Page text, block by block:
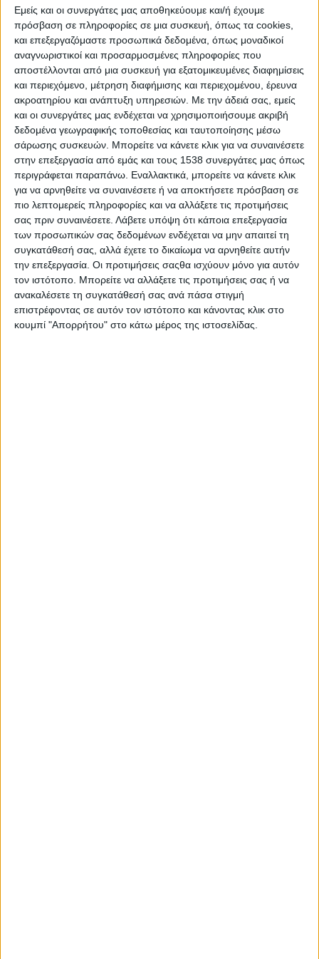
Εμείς και οι συνεργάτες μας αποθηκεύουμε και/ή έχουμε
πρόσβαση σε πληροφορίες σε μια συσκευή, όπως τα cookies,
και επεξεργαζόμαστε προσωπικά δεδομένα, όπως μοναδικοί
αναγνωριστικοί και προσαρμοσμένες πληροφορίες που
αποστέλλονται από μια συσκευή για εξατομικευμένες διαφημίσεις
και περιεχόμενο, μέτρηση διαφήμισης και περιεχομένου, έρευνα
ακροατηρίου και ανάπτυξη υπηρεσιών. Με την άδειά σας, εμείς
και οι συνεργάτες μας ενδέχεται να χρησιμοποιήσουμε ακριβή
δεδομένα γεωγραφικής τοποθεσίας και ταυτοποίησης μέσω
σάρωσης συσκευών. Μπορείτε να κάνετε κλικ για να συναινέσετε
στην επεξεργασία από εμάς και τους 1538 συνεργάτες μας όπως
περιγράφεται παραπάνω. Εναλλακτικά, μπορείτε να κάνετε κλικ
για να αρνηθείτε να συναινέσετε ή να αποκτήσετε πρόσβαση σε
πιο λεπτομερείς πληροφορίες και να αλλάξετε τις προτιμήσεις
σας πριν συναινέσετε. Λάβετε υπόψη ότι κάποια επεξεργασία
των προσωπικών σας δεδομένων ενδέχεται να μην απαιτεί τη
συγκατάθεσή σας, αλλά έχετε το δικαίωμα να αρνηθείτε αυτήν
την επεξεργασία. Οι προτιμήσεις σαςθα ισχύουν μόνο για αυτόν
τον ιστότοπο. Μπορείτε να αλλάξετε τις προτιμήσεις σας ή να
ανακαλέσετε τη συγκατάθεσή σας ανά πάσα στιγμή
επιστρέφοντας σε αυτόν τον ιστότοπο και κάνοντας κλικ στο
κουμπί "Απορρήτου" στο κάτω μέρος της ιστοσελίδας.
Στατιστικά Athens #JobFestival
2019
Στατιστικά Thessaloniki
#JobFestival 2019
Στατιστικά Athens #JobFestival
2018
Στατιστικά Thessaloniki
#JobFestival 2018
Στατιστικά Athens #JobFestival
2017
Στατιστικά Thessaloniki
#JobFestival 2017
Στατιστικά Athens #JobFestival
2016
Στατιστικά Athens #JobFestival
2015